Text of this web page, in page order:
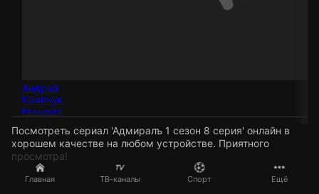
Главная ТВ-каналы Спорт Ещё
Андрей
Кравчук
Режиссёр
Посмотреть сериал 'Адмиралъ 1 сезон 8 серия' онлайн в
хорошем качестве на любом устройстве. Приятного
просмотра!